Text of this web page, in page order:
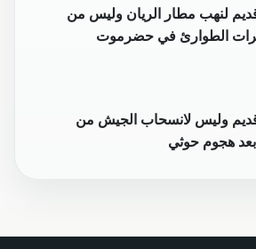
لنهب مطار الريان وليس من
الطوارئ في حضرموت
وليس لانسحاب الجيش من
هجوم حوثي